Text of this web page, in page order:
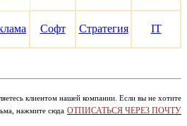
Софт Стратегия IT
клиентом нашей компании. Если вы не хотите
нажмите сюда ОТПИСАТЬСЯ ЧЕРЕЗ ПОЧТУ